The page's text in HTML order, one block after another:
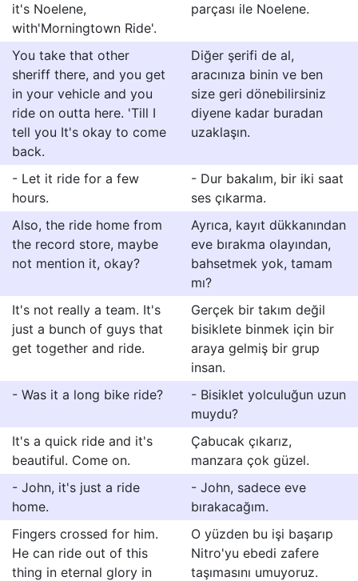
it's Noelene,
with'Morningtown Ride'.
parçası ile Noelene.
You take that other
sheriff there, and you get
in your vehicle and you
ride on outta here. 'Till I
tell you It's okay to come
back.
Diğer şerifi de al,
aracınıza binin ve ben
size geri dönebilirsiniz
diyene kadar buradan
uzaklaşın.
- Let it ride for a few
hours.
- Dur bakalım, bir iki saat
ses çıkarma.
Also, the ride home from
the record store, maybe
not mention it, okay?
Ayrıca, kayıt dükkanından
eve bırakma olayından,
bahsetmek yok, tamam
mı?
It's not really a team. It's
just a bunch of guys that
get together and ride.
Gerçek bir takım değil
bisiklete binmek için bir
araya gelmiş bir grup
insan.
- Was it a long bike ride?
- Bisiklet yolculuğun uzun
muydu?
It's a quick ride and it's
beautiful. Come on.
Çabucak çıkarız,
manzara çok güzel.
- John, it's just a ride
home.
- John, sadece eve
bırakacağım.
Fingers crossed for him.
He can ride out of this
thing in eternal glory in
O yüzden bu işi başarıp
Nitro'yu ebedi zafere
taşımasını umuyoruz.